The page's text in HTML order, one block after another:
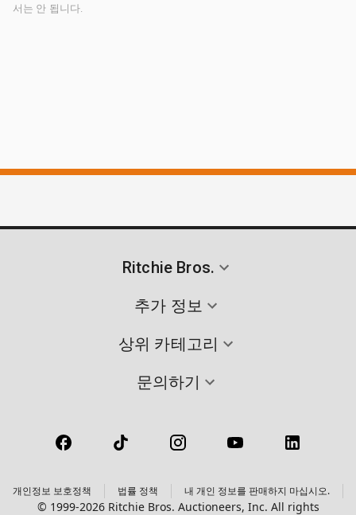
서는 안 됩니다.
Ritchie Bros.
추가 정보
상위 카테고리
문의하기
개인정보 보호정책 법률 정책 내 개인 정보를 판매하지 마십시오.
© 1999-2026 Ritchie Bros. Auctioneers, Inc. All rights